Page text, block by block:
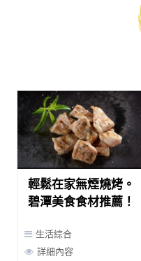
輕鬆在家無煙燒烤。
碧潭美食食材推薦！
生活綜合
詳細內容